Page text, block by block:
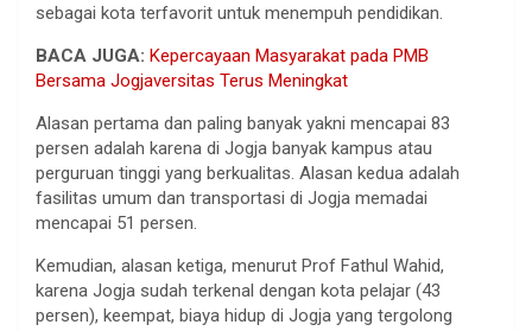
sebagai kota terfavorit untuk menempuh pendidikan.
BACA JUGA: Kepercayaan Masyarakat pada PMB
Bersama Jogjaversitas Terus Meningkat
Alasan pertama dan paling banyak yakni mencapai 83
persen adalah karena di Jogja banyak kampus atau
perguruan tinggi yang berkualitas. Alasan kedua adalah
fasilitas umum dan transportasi di Jogja memadai
mencapai 51 persen.
Kemudian, alasan ketiga, menurut Prof Fathul Wahid,
karena Jogja sudah terkenal dengan kota pelajar (43
persen), keempat, biaya hidup di Jogja yang tergolong